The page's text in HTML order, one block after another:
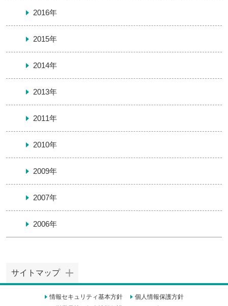
2016年
2015年
2014年
2013年
2011年
2010年
2009年
2007年
2006年
サイトマップ
情報セキュリティ基本方針
個人情報保護方針